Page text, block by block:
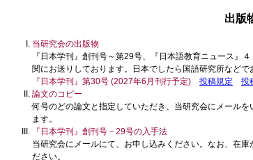
出版
当研究会の出版物
『日本学刊』創刊号～第29号、『日本語教育ニュース』
関にお送りしております。日本でしたら国語研究所などで
『日本学刊』第30号 (2027年6月刊行予定) 投稿規定 投
論文のコピー
何号のどの論文と指定していただき、当研究会にメール
ます。
『日本学刊』創刊号－29号の入手法
当研究会にメールにて、お申し込みください。なお、在
ださい。